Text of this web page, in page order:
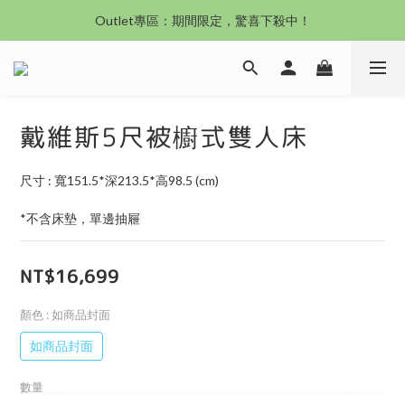
沙發新登場｜想躺就躺，頭等艙到商務艙一次擁有
Outlet專區：期間限定，驚喜下殺中！
沙發新登場｜想躺就躺，頭等艙到商務艙一次擁有
戴維斯5尺被櫥式雙人床
尺寸 : 寬151.5*深213.5*高98.5 (cm)
*不含床墊，單邊抽屜
NT$16,699
顏色 : 如商品封面
如商品封面
數量